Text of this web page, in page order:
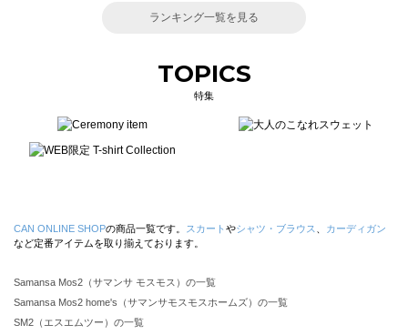
ランキング一覧を見る
TOPICS
特集
CAN ONLINE SHOPの商品一覧です。 スカート やシャツ・ブラウス
カーディガン
など定番アイテムを取り揃えております。
Samansa Mos2（サマンサ モスモス）の一覧
Samansa Mos2 home's（サマンサモスモスホームズ）の一覧
SM2（エスエムツー）の一覧